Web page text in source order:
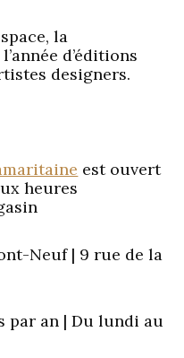
la
d’éditions
designers.
est ouvert
heures
Neuf | 9 rue de la
par an | Du lundi au